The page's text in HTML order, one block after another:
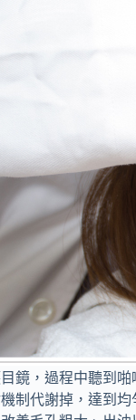
鏡，過程中聽到
制代謝掉，達到